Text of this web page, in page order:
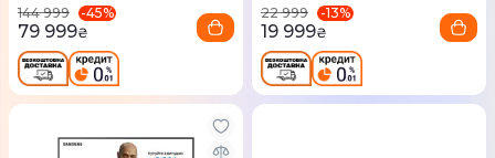
144 999
-45%
79 999₴
22 999
-13%
19 999₴